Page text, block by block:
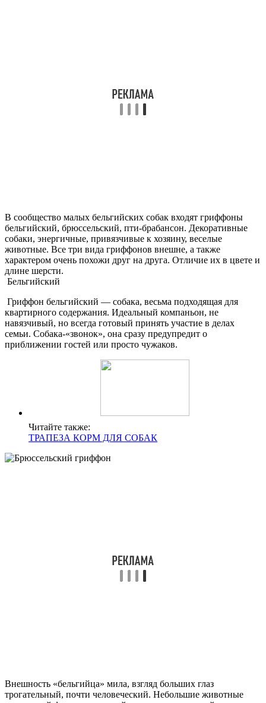
В сообщество малых бельгийских собак входят гриффоны
бельгийский, брюссельский, пти-брабансон. Декоративные
собаки, энергичные, привязчивые к хозяину, веселые
животные. Все три вида гриффонов внешне, а также
характером очень похожи друг на друга. Отличие их в цвете и
длине шерсти.
Бельгийский
Гриффон бельгийский — собака, весьма подходящая для
квартирного содержания. Идеальный компаньон, не
навязчивый, но всегда готовый принять участие в делах
семьи. Собака-«звонок», она сразу предупредит о
приближении гостей или просто чужаков.
Читайте также:
ТРАПЕЗА КОРМ ДЛЯ СОБАК
Внешность «бельгийца» мила, взгляд больших глаз
трогательный, почти человеческий. Небольшие животные